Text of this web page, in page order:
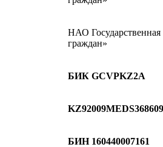
НАО Государственная
граждан»
БИК GCVPKZ2A
БИН 160440007161